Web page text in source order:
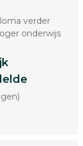
verder
onderwijs